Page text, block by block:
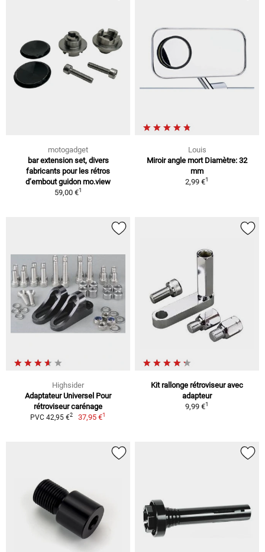
motogadget
bar extension set, divers
fabricants pour les rétros
d’embout guidon mo.view
59,00 €1
Louis
Miroir angle mort Diamètre: 32
mm
2,99 €1
Highsider
Adaptateur Universel Pour
rétroviseur carénage
PVC 42,95 €2 37,95 €1
Kit rallonge rétroviseur avec
adapteur
9,99 €1